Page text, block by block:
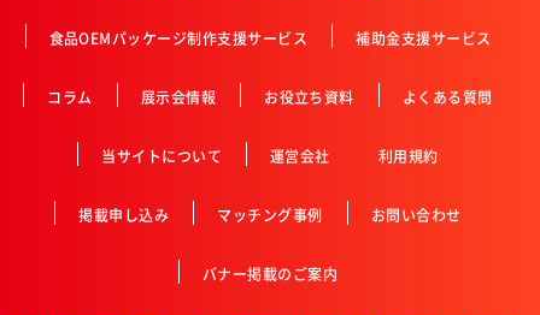
食品OEMパッケージ制作支援サービス 補助金支援サービス
コラム 展示会情報 お役立ち資料 よくある質問
当サイトについて 運営会社 利用規約
掲載申し込み マッチング事例 お問い合わせ
バナー掲載のご案内